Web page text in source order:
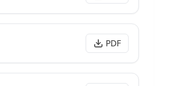
PDF